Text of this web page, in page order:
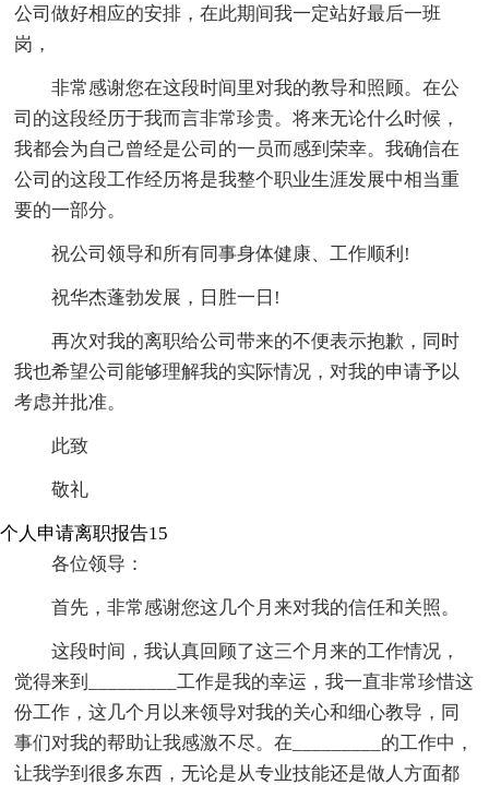
公司做好相应的安排，在此期间我一定站好最后一班
岗，
非常感谢您在这段时间里对我的教导和照顾。在公
司的这段经历于我而言非常珍贵。将来无论什么时候，
我都会为自己曾经是公司的一员而感到荣幸。我确信在
公司的这段工作经历将是我整个职业生涯发展中相当重
要的一部分。
祝公司领导和所有同事身体健康、工作顺利!
祝华杰蓬勃发展，日胜一日!
再次对我的离职给公司带来的不便表示抱歉，同时
我也希望公司能够理解我的实际情况，对我的申请予以
考虑并批准。
此致
敬礼
个人申请离职报告15
各位领导：
首先，非常感谢您这几个月来对我的信任和关照。
这段时间，我认真回顾了这三个月来的工作情况，
觉得来到_________工作是我的幸运，我一直非常珍惜这
份工作，这几个月以来领导对我的关心和细心教导，同
事们对我的帮助让我感激不尽。在_________的工作中，
让我学到很多东西，无论是从专业技能还是做人方面都